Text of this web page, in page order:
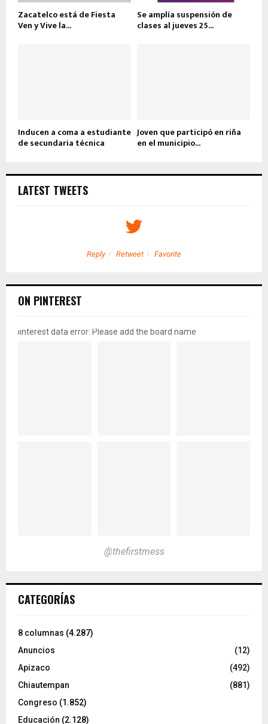
Zacatelco está de Fiesta
Ven y Vive la...
Se amplía suspensión de
clases al jueves 25...
Inducen a coma a estudiante
de secundaria técnica
Joven que participó en riña
en el municipio...
LATEST TWEETS
Reply Retweet Favorite
ON PINTEREST
pinterest data error: Please add the board name
@thefirstmess
CATEGORÍAS
8 columnas (4.287)
Anuncios
(12)
Apizaco
(492)
Chiautempan
(881)
Congreso (1.852)
Educación (2.128)